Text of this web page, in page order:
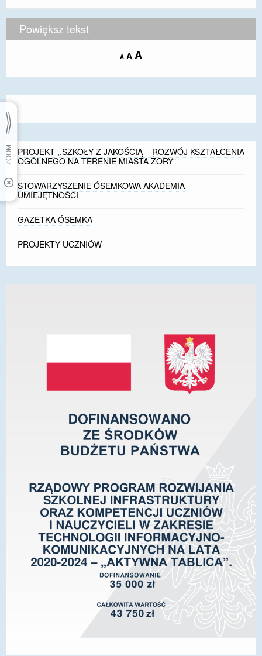
Powiększ tekst
A Decrease
size.
A Reset
size.
AIncrease
size.
PROJEKT ,,SZKOŁY Z JAKOŚCIĄ – ROZWÓJ KSZTAŁCENIA
OGÓLNEGO NA TERENIE MIASTA ŻORY”
STOWARZYSZENIE ÓSEMKOWA AKADEMIA
UMIEJĘTNOŚCI
GAZETKA ÓSEMKA
PROJEKTY UCZNIÓW